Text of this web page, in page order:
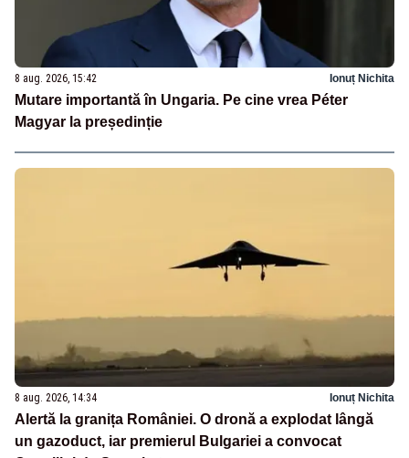
8 aug. 2026, 15:42 Ionuț Nichita
Mutare importantă în Ungaria. Pe cine vrea Péter
Magyar la președinție
8 aug. 2026, 14:34 Ionuț Nichita
Alertă la granița României. O dronă a explodat lângă
un gazoduct, iar premierul Bulgariei a convocat